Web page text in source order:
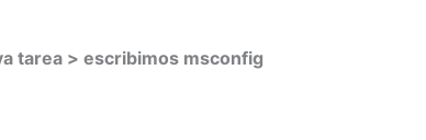
tarea > escribimos msconfig